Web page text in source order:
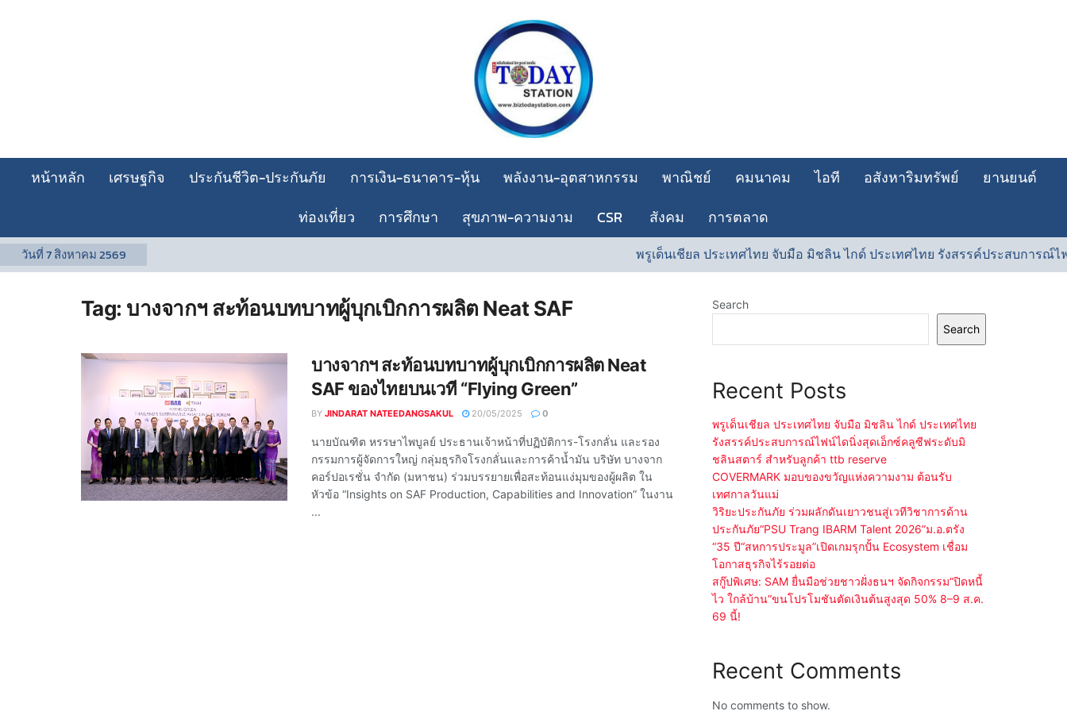
หน้าหลัก เศรษฐกิจ ประกันชีวิต-ประกันภัย การเงิน-ธนาคาร-หุ้น พลังงาน-อุตสาหกรรม พาณิชย์ คมนาคม ไอที อสังหาริมทรัพย์
ยานยนต์
ท่องเที่ยว
การศึกษา สุขภาพ-ความงาม CSR สังคม การตลาด
วันที่7 สิงหาคม 2569 พรูเด็นเชียล ประเทศไทย จับมือ มิชลิน ไกด์ ประเทศไทย รังสรรค์ประสบการ
Tag: บางจากฯ สะท้อนบทบาทผู้บุกเบิกการผลิต Neat SAF
บางจากฯ สะท้อนบทบาทผู้บุกเบิกการผลิต Neat
SAF ของไทยบนเวที “Flying Green”
BY JINDARAT NATEEDANGSAKUL 20/05/2025 0
นายบัณฑิต หรรษาไพบูลย์ ประธานเจ้าหน้าที่ปฏิบัติการ-โรงกลั่น และรอง
กรรมการผู้จัดการใหญ่ กลุ่มธุรกิจโรงกลั่นและการค้าน้ำมัน บริษัท บางจาก
คอร์ปอเรชั่น จำกัด (มหาชน) ร่วมบรรยายเพื่อสะท้อนแง่มุมของผู้ผลิต ใน
หัวข้อ “Insights on SAF Production, Capabilities and Innovation” ในงาน
...
Search
Search
Recent Posts
พรูเด็นเชียล ประเทศไทย จับมือ มิชลิน ไกด์ ประเทศไทย
รังสรรค์ประสบการณ์ไฟน์ไดนิ่งสุดเอ็กซ์คลูซีฟระดับมิ
ชลินสตาร์ สำหรับลูกค้า ttb reserve
COVERMARK มอบของขวัญแห่งความงาม ต้อนรับ
เทศกาลวันแม่
วิริยะประกันภัย ร่วมผลักดันเยาวชนสู่เวทีวิชาการด้าน
ประกันภัย“PSU Trang IBARM Talent 2026”ม.อ.ตรัง
“35 ปี“สหการประมูล”เปิดเกมรุกปั้น Ecosystem เชื่อม
โอกาสธุรกิจไร้รอยต่อ
สกู๊ปพิเศษ: SAM ยื่นมือช่วยชาวฝั่งธนฯ จัดกิจกรรม“ปิดหนี้
ไว ใกล้บ้าน”ขนโปรโมชันตัดเงินต้นสูงสุด 50% 8–9 ส.ค.
69 นี้!
Recent Comments
No comments to show.